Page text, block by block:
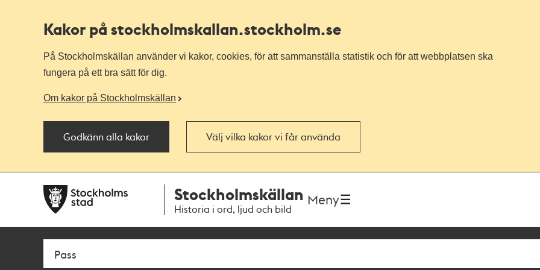
Kakor på stockholmskallan.stockholm.se
På Stockholmskällan använder vi kakor, cookies, för att sammanställa statistik och för att webbplatsen ska
fungera på ett bra sätt för dig.
Om kakor på Stockholmskällan
Godkänn alla kakor Välj vilka kakor vi får använda
navigationen
huvudinnehållet
Stockholmskällan
Historia i ord, ljud och bild
Meny
Sök